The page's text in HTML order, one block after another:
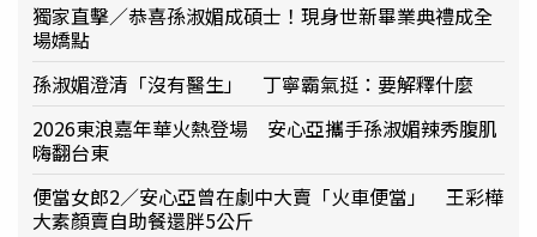
獨家直擊／恭喜孫淑媚成碩士！現身世新畢業典禮成全
場嬌點
孫淑媚澄清「沒有醫生」 丁寧霸氣挺：要解釋什麼
2026東浪嘉年華火熱登場 安心亞攜手孫淑媚辣秀腹肌
嗨翻台東
便當女郎2／安心亞曾在劇中大賣「火車便當」 王彩樺
大素顏賣自助餐還胖5公斤